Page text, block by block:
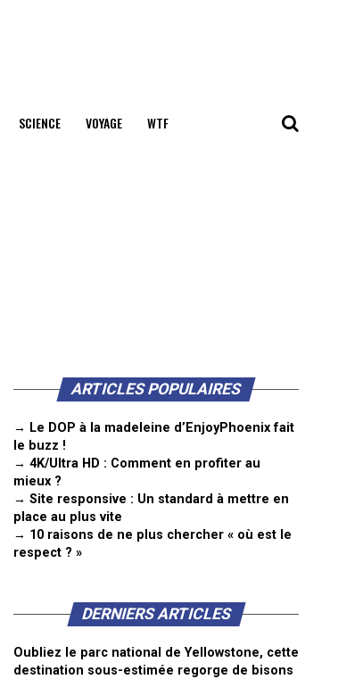
SCIENCE VOYAGE WTF
ARTICLES POPULAIRES
→ Le DOP à la madeleine d’EnjoyPhoenix fait
le buzz !
→ 4K/Ultra HD : Comment en profiter au
mieux ?
→ Site responsive : Un standard à mettre en
place au plus vite
→ 10 raisons de ne plus chercher « où est le
respect ? »
DERNIERS ARTICLES
Oubliez le parc national de Yellowstone, cette
destination sous-estimée regorge de bisons